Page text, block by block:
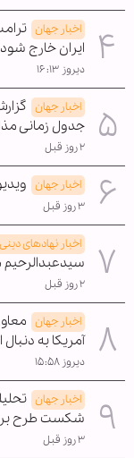
اخبار جهان
ایران خارج شود
دیروز ۱۶:۱۳
اخبار جهان
جدول زمانی
۲ روز قبل
اخبار جهان
۳ روز قبل
اخبار نهادهای
۲ روز قبل
اخبار جهان
آمریکا به
دیروز ۱۵:۵۸
اخبار جهان
شکست طرح
۳ روز قبل